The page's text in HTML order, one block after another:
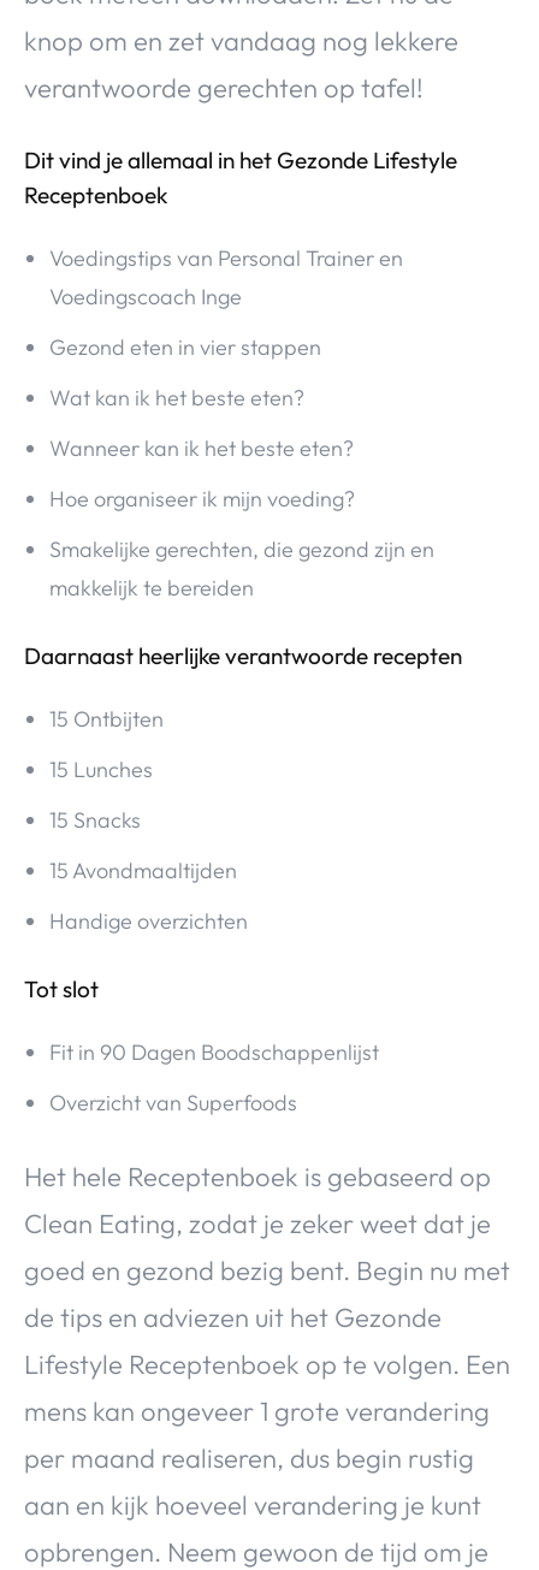
knop om en zet vandaag nog lekkere
verantwoorde gerechten op tafel!
Dit vind je allemaal in het Gezonde Lifestyle
Receptenboek
Voedingstips van Personal Trainer en
Voedingscoach Inge
Gezond eten in vier stappen
Wat kan ik het beste eten?
Wanneer kan ik het beste eten?
Hoe organiseer ik mijn voeding?
Smakelijke gerechten, die gezond zijn en
makkelijk te bereiden
Daarnaast heerlijke verantwoorde recepten
15 Ontbijten
15 Lunches
15 Snacks
15 Avondmaaltijden
Handige overzichten
Tot slot
Fit in 90 Dagen Boodschappenlijst
Overzicht van Superfoods
Het hele Receptenboek is gebaseerd op
Clean Eating, zodat je zeker weet dat je
goed en gezond bezig bent. Begin nu met
de tips en adviezen uit het Gezonde
Lifestyle Receptenboek op te volgen. Een
mens kan ongeveer 1 grote verandering
per maand realiseren, dus begin rustig
aan en kijk hoeveel verandering je kunt
opbrengen. Neem gewoon de tijd om je